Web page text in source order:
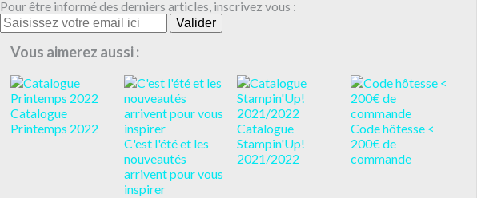
Pour être informé des derniers articles, inscrivez vous :
Vous aimerez aussi :
Catalogue
Printemps 2022
C'est l'été et les
nouveautés
arrivent pour vous
inspirer
Catalogue
Stampin'Up!
2021/2022
Code hôtesse <
200€ de
commande